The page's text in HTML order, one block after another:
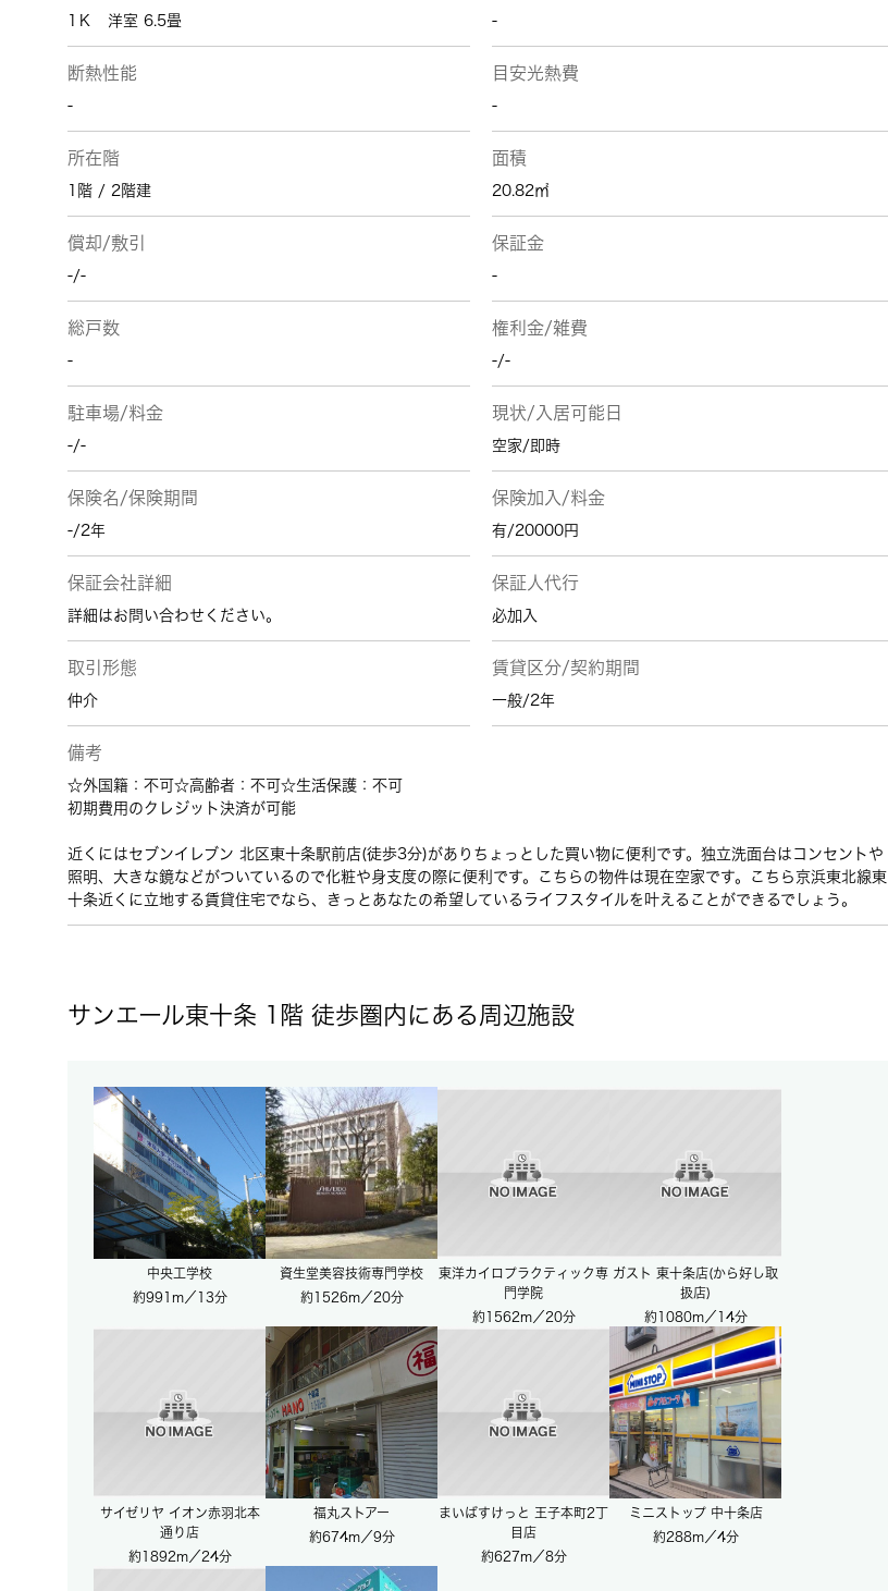
1Ｋ 洋室 6.5畳 -
断熱性能
-
目安光熱費
-
所在階
1階 / 2階建
面積
20.82㎡
償却/敷引
-/-
保証金
-
総戸数
-
権利金/雑費
-/-
駐車場/料金
-/-
現状/入居可能日
空家/即時
保険名/保険期間
-/2年
保険加入/料金
有/20000円
保証会社詳細
詳細はお問い合わせください。
保証人代行
必加入
取引形態
仲介
賃貸区分/契約期間
一般/2年
備考
☆外国籍：不可☆高齢者：不可☆生活保護：不可
初期費用のクレジット決済が可能
近くにはセブンイレブン 北区東十条駅前店(徒歩3分)がありちょっとした買い物に便利です。独立洗面台はコンセントや
照明、大きな鏡などがついているので化粧や身支度の際に便利です。こちらの物件は現在空家です。こちら京浜東北線東
十条近くに立地する賃貸住宅でなら、きっとあなたの希望しているライフスタイルを叶えることができるでしょう。
サンエール東十条 1階 徒歩圏内にある周辺施設
中央工学校
約991m／13分
資生堂美容技術専門学校
約1526m／20分
東洋カイロプラクティック専
門学院
約1562m／20分
ガスト 東十条店(から好し取
扱店)
約1080m／14分
サイゼリヤ イオン赤羽北本
通り店
約1892m／24分
福丸ストアー
約674m／9分
まいばすけっと 王子本町2丁
目店
約627m／8分
ミニストップ 中十条店
約288m／4分